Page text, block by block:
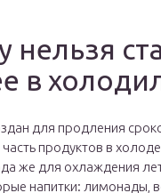
нельзя
в
для продления
продуктов в
же для охлаждения
напитки: лимонады,